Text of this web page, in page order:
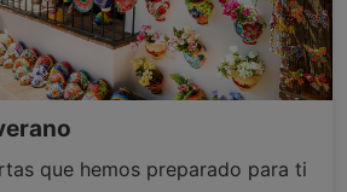
que hemos preparado para ti